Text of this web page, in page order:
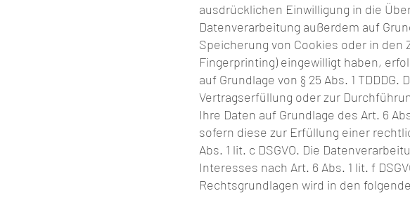
ausdrücklichen Einwilligung in die
Datenverarbeitung außerdem auf
Speicherung von Cookies oder in den
Fingerprinting) eingewilligt haben,
auf Grundlage von § 25 Abs. 1
Vertragserfüllung oder zur
Ihre Daten auf Grundlage des Art. 6
sofern diese zur Erfüllung einer
Abs. 1 lit. c DSGVO. Die
Interesses nach Art. 6 Abs. 1 lit. f
Rechtsgrundlagen wird in den